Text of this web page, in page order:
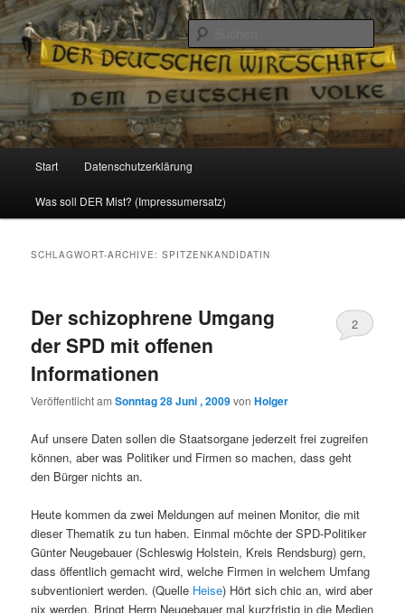
Reizzentrum
Politik, Wirtschaft, Soziales und Gesellschaft
Zum
Inhalt
Zum
sekundären
Start Datenschutzerklärung
Was soll DER Mist? (Impressumersatz)
SCHLAGWORT-ARCHIVE:SPITZENKANDIDATIN
Der schizophrene Umgang
der SPD mit offenen
Informationen
Veröffentlicht amSonntag 28 Juni , 2009vonHolger
2
Auf unsere Daten sollen die Staatsorgane jederzeit frei zugreifen
können, aber was Politiker und Firmen so machen, dass geht
den Bürger nichts an.
Heute kommen da zwei Meldungen auf meinen Monitor, die mit
dieser Thematik zu tun haben. Einmal möchte der SPD-Politiker
Günter Neugebauer (Schleswig Holstein, Kreis Rendsburg) gern,
dass öffentlich gemacht wird, welche Firmen in welchem Umfang
subventioniert werden. (Quelle Heise) Hört sich chic an, wird aber
nix werden. Bringt Herrn Neugebauer mal kurzfristig in die Medien